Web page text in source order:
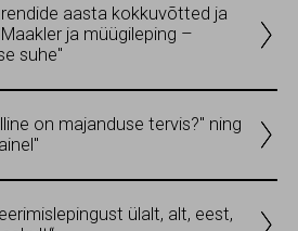
aasta kokkuvõtted ja
ja müügileping –
suhe"
on majanduse tervis?" ning
ülalt, alt, eest,